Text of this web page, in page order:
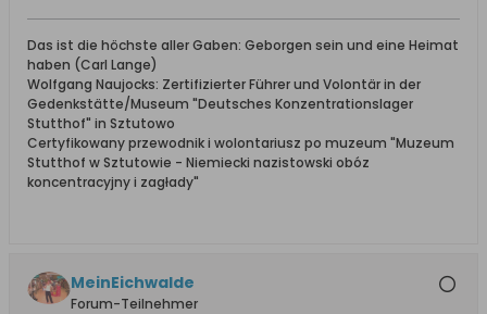
Das ist die höchste aller Gaben: Geborgen sein und eine Heimat
haben (Carl Lange)
Wolfgang Naujocks: Zertifizierter Führer und Volontär in der
Gedenkstätte/Museum "Deutsches Konzentrationslager
Stutthof" in Sztutowo
Certyfikowany przewodnik i wolontariusz po muzeum "Muzeum
Stutthof w Sztutowie - Niemiecki nazistowski obóz
koncentracyjny i zagłady"
MeinEichwalde
Forum-Teilnehmer